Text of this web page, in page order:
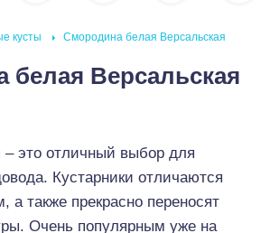
кусты Смородина белая Версальская
белая Версальская
это отличный выбор для
Кустарники отличаются
также прекрасно переносят
Очень популярным уже на